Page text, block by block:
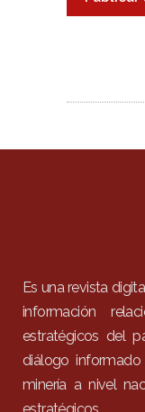
Es una revista
información
estratégicos del
diálogo
minería a nivel